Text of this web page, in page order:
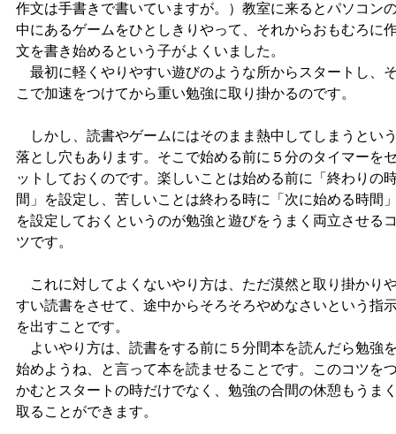
作文は手書きで書いていますが。）教室に来るとパソコン
中にあるゲームをひとしきりやって、それからおもむろに
文を書き始めるという子がよくいました。
最初に軽くやりやすい遊びのような所からスタートし、
こで加速をつけてから重い勉強に取り掛かるのです。
しかし、読書やゲームにはそのまま熱中してしまうとい
落とし穴もあります。そこで始める前に５分のタイマーを
ットしておくのです。楽しいことは始める前に「終わりの
間」を設定し、苦しいことは終わる時に「次に始める時間
を設定しておくというのが勉強と遊びをうまく両立させる
ツです。
これに対してよくないやり方は、ただ漠然と取り掛かり
すい読書をさせて、途中からそろそろやめなさいという指
を出すことです。
よいやり方は、読書をする前に５分間本を読んだら勉強
始めようね、と言って本を読ませることです。このコツを
かむとスタートの時だけでなく、勉強の合間の休憩もうま
取ることができます。